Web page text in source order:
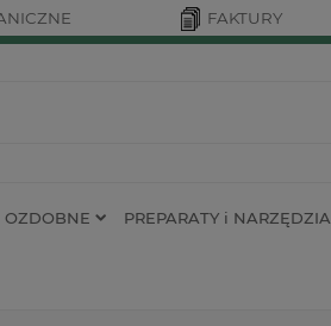
FAKTURY
OZDOBNE PREPARATY i NARZĘDZIA